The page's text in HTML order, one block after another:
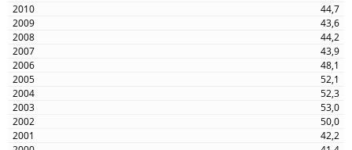
44,7
43,6
44,2
43,9
48,1
52,1
52,3
53,0
50,0
42,2